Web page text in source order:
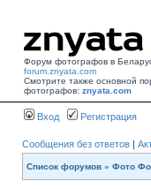
Форум фотографов в
forum.znyata.com
Смотрите также основной
фотографов: znyata.com
Вход Регистрация
Сообщения без ответов |
Список форумов » Фото